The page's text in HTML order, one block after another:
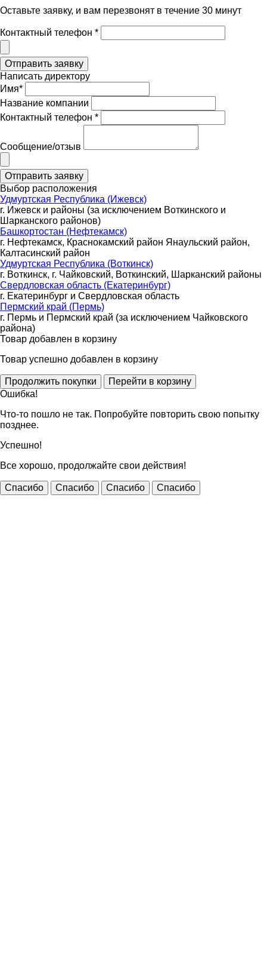
Оставьте заявку, и вам перезвонят в течение 30 минут
Контактный телефон *
Написать директору
Имя*
Название компании
Контактный телефон *
Сообщение/отзыв
Выбор расположения
Удмуртская Республика (Ижевск)
г. Ижевск и районы (за исключением Воткинского и
Шарканского районов)
Башкортостан (Нефтекамск)
г. Нефтекамск, Краснокамский район Янаульский район,
Калтасинский район
Удмуртская Республика (Воткинск)
г. Воткинск, г. Чайковский, Воткинский, Шарканский районы
Свердловская область (Екатеринбург)
г. Екатеринбург и Свердловская область
Пермский край (Пермь)
г. Пермь и Пермский край (за исключением Чайковского
района)
Товар добавлен в корзину
Товар успешно добавлен в корзину
Ошибка!
Что-то пошло не так. Попробуйте повторить свою попытку
позднее.
Успешно!
Все хорошо, продолжайте свои действия!
Спасибо Спасибо Спасибо Спасибо